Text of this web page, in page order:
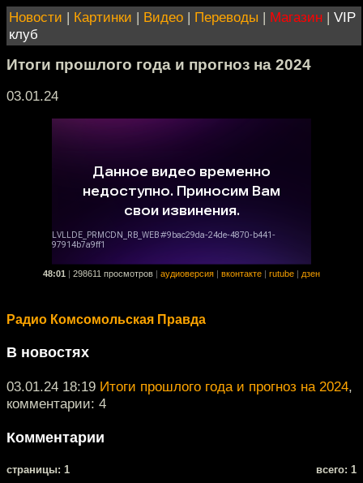
Новости | Картинки | Видео | Переводы | Магазин | VIP
клуб
Итоги прошлого года и прогноз на 2024
03.01.24
48:01 298611 просмотров аудиоверсия вконтакте rutube дзен
Радио Комсомольская Правда
В новостях
03.01.24 18:19 Итоги прошлого года и прогноз на 2024,
комментарии: 4
Комментарии
cтраницы: 1 всего: 1